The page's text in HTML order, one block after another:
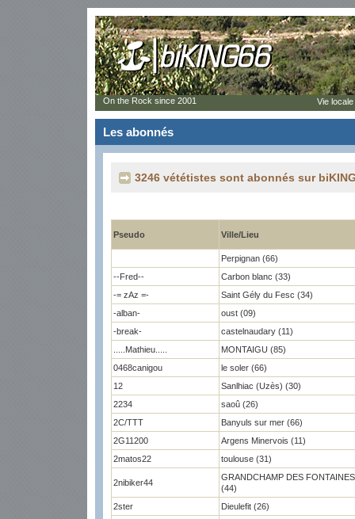
Les abonnés
3246 vététistes sont abonnés sur
Pseudo Ville/Lieu
Perpignan (66)
--Fred--
Carbon blanc (33)
-= zAz =-
Saint Gély du Fesc (34)
-alban-
oust (09)
-break-
castelnaudary (11)
.....Mathieu.....
MONTAIGU (85)
0468canigou
le soler (66)
12
Sanlhiac (Uzès) (30)
2234
saoû (26)
2C/TTT
Banyuls sur mer (66)
2G11200
Argens Minervois (11)
2matos22
toulouse (31)
2nibiker44
GRANDCHAMP DES FONTAINES
(44)
2ster
Dieulefit (26)
On the Rock since 2001 Vie